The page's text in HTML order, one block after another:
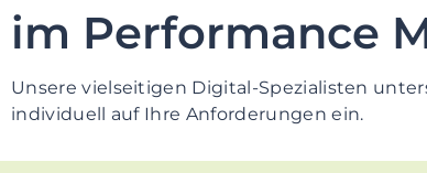
im Performance
Unsere vielseitigen Digital-Spezialisten
individuell auf Ihre Anforderungen ein.